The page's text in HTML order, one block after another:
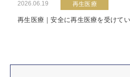
2026.06.19 再生医療
再生医療｜安全に再生医療を受けて